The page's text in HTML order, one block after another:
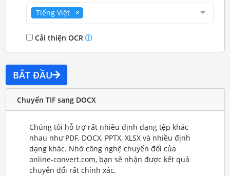
Tiếng Việt
Cải thiện OCR
BẮT ĐẦU
Chuyển TIF sang DOCX
Chúng tôi hỗ trợ rất nhiều định dạng tệp khác
nhau như PDF, DOCX, PPTX, XLSX và nhiều định
dạng khác. Nhờ công nghệ chuyển đổi của
online-convert.com, bạn sẽ nhận được kết quả
chuyển đổi rất chính xác.